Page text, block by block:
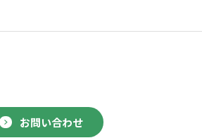
お問い合わせ